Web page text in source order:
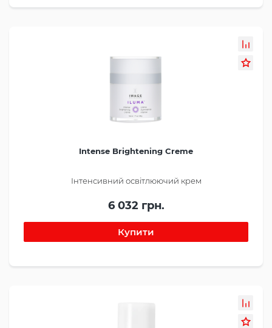
Intense Brightening Creme
Інтенсивний освітлюючий крем
6 032 грн.